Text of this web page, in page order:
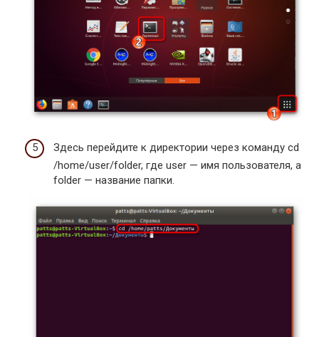
Здесь перейдите к директории через команду cd
/home/user/folder, где user — имя пользователя, а
folder — название папки.